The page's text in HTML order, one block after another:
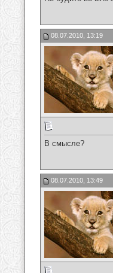
08.07.2010, 13:19
В смысле?
08.07.2010, 13:49